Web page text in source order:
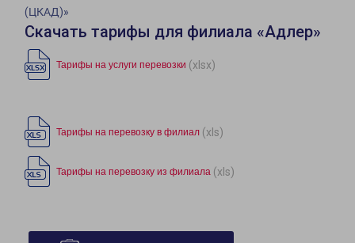
(ЦКАД)»
Скачать тарифы для филиала «Адлер»
Тарифы на услуги перевозки (xlsx)
Тарифы на перевозку в филиал (xls)
Тарифы на перевозку из филиала (xls)